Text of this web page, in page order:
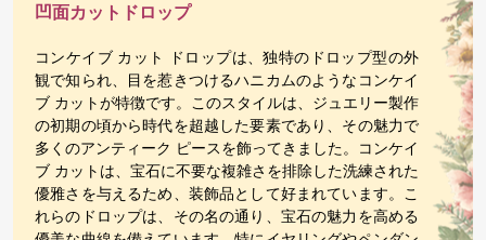
凹面カットドロップ
コンケイブ カット ドロップは、独特のドロップ型の外
観で知られ、目を惹きつけるハニカムのようなコンケイ
ブ カットが特徴です。このスタイルは、ジュエリー製作
の初期の頃から時代を超越した要素であり、その魅力で
多くのアンティーク ピースを飾ってきました。コンケイ
ブ カットは、宝石に不要な複雑さを排除した洗練された
優雅さを与えるため、装飾品として好まれています。こ
れらのドロップは、その名の通り、宝石の魅力を高める